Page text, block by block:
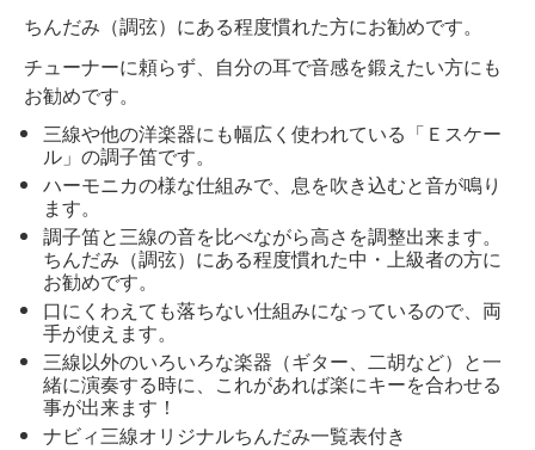
ちんだみ（調弦）にある程度慣れた方にお勧めです。
チューナーに頼らず、自分の耳で音感を鍛えたい方にも
お勧めです。
三線や他の洋楽器にも幅広く使われている「Ｅスケー
ル」の調子笛です。
ハーモニカの様な仕組みで、息を吹き込むと音が鳴り
ます。
調子笛と三線の音を比べながら高さを調整出来ます。
ちんだみ（調弦）にある程度慣れた中・上級者の方に
お勧めです。
口にくわえても落ちない仕組みになっているので、両
手が使えます。
三線以外のいろいろな楽器（ギター、二胡など）と一
緒に演奏する時に、これがあれば楽にキーを合わせる
事が出来ます！
ナビィ三線オリジナルちんだみ一覧表付き